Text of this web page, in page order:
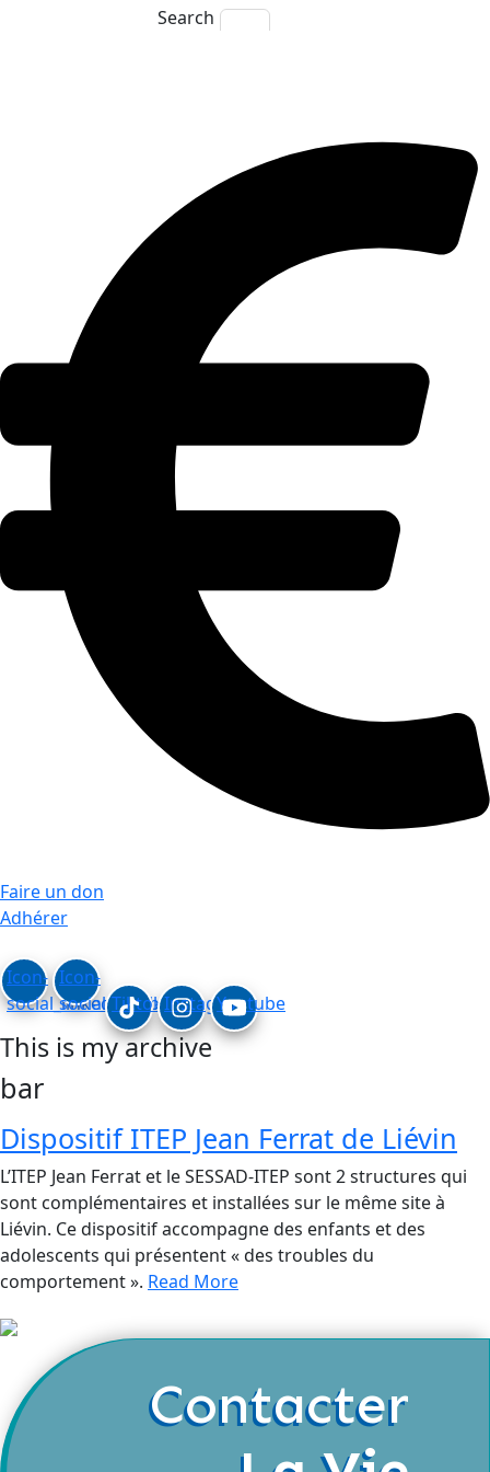
Faire un don
Adhérer
Icon-
social_linkedin
Icon-
social_facebook
TiktokInstagramYoutube
Search
This is my archive
bar
Dispositif ITEP Jean Ferrat de Liévin
L’ITEP Jean Ferrat et le SESSAD-ITEP sont 2 structures qui
sont complémentaires et installées sur le même site à
Liévin. Ce dispositif accompagne des enfants et des
adolescents qui présentent « des troubles du
comportement ». Read More
Contacter